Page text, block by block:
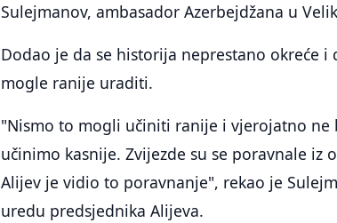
Sulejmanov, ambasador Azerbejdžana u
Dodao je da se historija neprestano okreće i
mogle ranije uraditi.
"Nismo to mogli učiniti ranije i vjerojatno
učinimo kasnije. Zvijezde su se poravnale iz
Alijev je vidio to poravnanje", rekao je
uredu predsjednika Alijeva.